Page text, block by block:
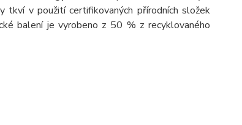
tkví v použití certifikovaných přírodních složek
balení je vyrobeno z 50 % z recyklovaného